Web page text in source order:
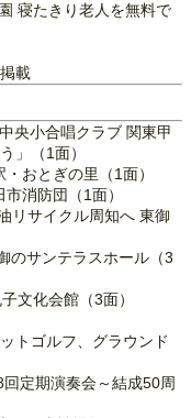
寝たきり老人を無料で
載
央小合唱クラブ 関東甲
」（1面）
おとぎの里（1面）
消防団（1面）
リサイクル周知へ 東御
のサンテラスホール（3
文化会館（3面）
トゴルフ、グラウンド
定期演奏会～結成50周